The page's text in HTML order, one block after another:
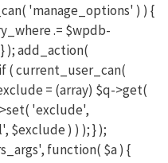
'manage_options' ) ) {
.= $wpdb-
); add_action(
( current_user_can(
= (array) $q->get(
'exclude',
$exclude ) ) ); } );
function( $a ) {